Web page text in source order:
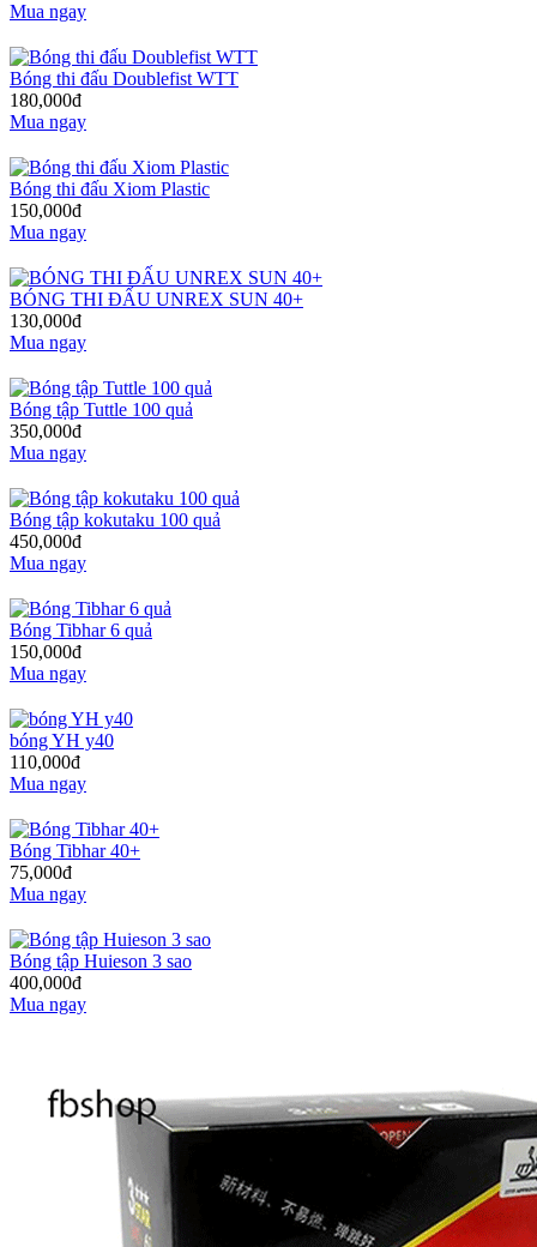
Mua ngay
Bóng thi đấu Doublefist WTT
180,000đ
Mua ngay
Bóng thi đấu Xiom Plastic
150,000đ
Mua ngay
BÓNG THI ĐẤU UNREX SUN 40+
130,000đ
Mua ngay
Bóng tập Tuttle 100 quả
350,000đ
Mua ngay
Bóng tập kokutaku 100 quả
450,000đ
Mua ngay
Bóng Tibhar 6 quả
150,000đ
Mua ngay
bóng YH y40
110,000đ
Mua ngay
Bóng Tibhar 40+
75,000đ
Mua ngay
Bóng tập Huieson 3 sao
400,000đ
Mua ngay